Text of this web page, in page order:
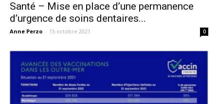
Santé – Mise en place d’une permanence
d’urgence de soins dentaires...
Anne Perzo - 15 octobre 2021 0